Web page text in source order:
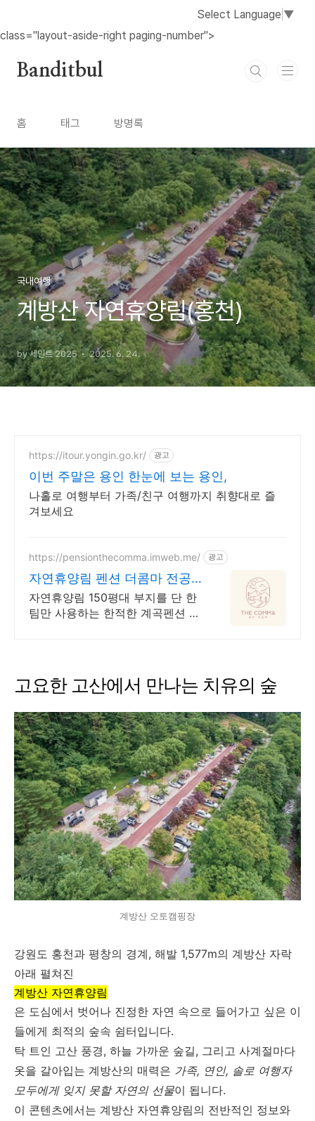
Select Language ▼
class="layout-aside-right paging-number">
Banditbul
홈 태그 방명록
국내여행
계방산 자연휴양림(홍천)
by 세인트 2025 2025. 6. 24.
https://itour.yongin.go.kr/ 광고
이번 주말은 용인 한눈에 보는 용인,
나홀로 여행부터 가족/친구 여행까지 취향대로 즐
겨보세요
https://pensionthecomma.imweb.me/ 광고
자연휴양림 펜션 더콤마 전공
간 딱한동 한팀만사용
자연휴양림 150평대 부지를 단 한
팀만 사용하는 한적한 계곡펜션 산
고요한 고산에서 만나는 치유의 숲
계방산 오토캠핑장
강원도 홍천과 평창의 경계, 해발 1,577m의 계방산 자락
아래 펼쳐진
계방산 자연휴양림
은 도심에서 벗어나 진정한 자연 속으로 들어가고 싶은 이
들에게 최적의 숲속 쉼터입니다.
탁 트인 고산 풍경, 하늘 가까운 숲길, 그리고 사계절마다
옷을 갈아입는 계방산의 매력은 가족, 연인, 솔로 여행자
모두에게 잊지 못할 자연의 선물이 됩니다.
이 콘텐츠에서는 계방산 자연휴양림의 전반적인 정보와